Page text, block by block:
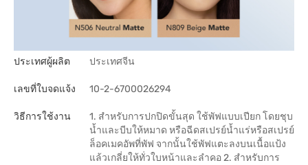
ประเทศผู้ผลิต ประเทศจีน
เลขที่ใบจดแจ้ง 10-2-6700026294
วิธีการใช้งาน
1. สำหรับการปกปิดขั้นสุด ใช้พัฟแบบเปียก โดยชุบ
น้ำและบีบให้หมาด หรือฉีดสเปรย์น้ำแร่หรือสเปรย์
ล็อคเมคอัพที่พัฟ จากนั้นใช้พัฟแตะลงบนเนื้อแป้ง
แล้วเกลี่ยให้ทั่วใบหน้าและลำคอ 2. สำหรับการ